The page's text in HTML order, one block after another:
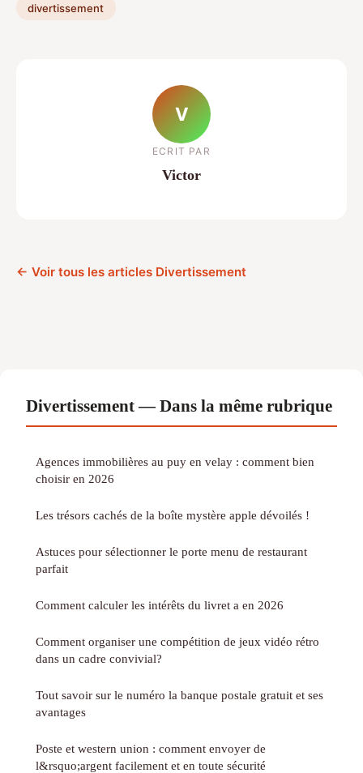
divertissement
V
ECRIT PAR
Victor
← Voir tous les articles Divertissement
Divertissement — Dans la même rubrique
Agences immobilières au puy en velay : comment bien
choisir en 2026
Les trésors cachés de la boîte mystère apple dévoilés !
Astuces pour sélectionner le porte menu de restaurant
parfait
Comment calculer les intérêts du livret a en 2026
Comment organiser une compétition de jeux vidéo rétro
dans un cadre convivial?
Tout savoir sur le numéro la banque postale gratuit et ses
avantages
Poste et western union : comment envoyer de
l&rsquo;argent facilement et en toute sécurité